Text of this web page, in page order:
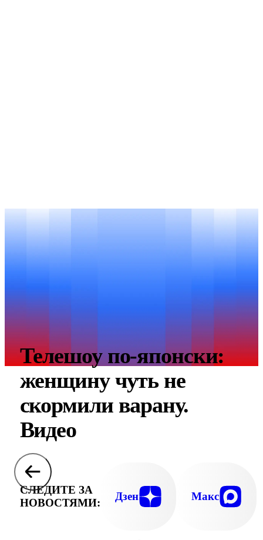
Телешоу по-японски:
женщину чуть не
скормили варану.
Видео
СЛЕДИТЕ ЗА
НОВОСТЯМИ:
Дзен Макс